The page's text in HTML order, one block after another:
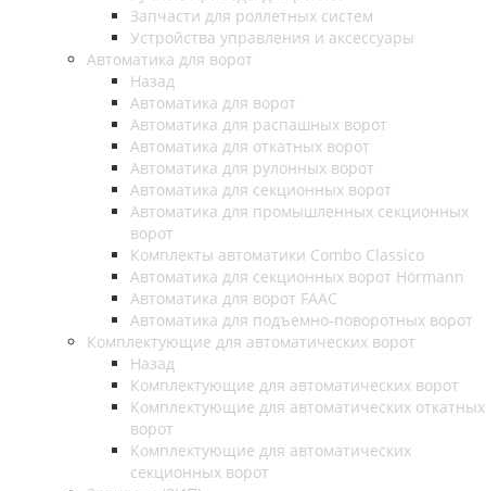
Запчасти для роллетных систем
Устройства управления и аксессуары
Автоматика для ворот
Назад
Автоматика для ворот
Автоматика для распашных ворот
Автоматика для откатных ворот
Автоматика для рулонных ворот
Автоматика для секционных ворот
Автоматика для промышленных секционных
ворот
Комплекты автоматики Combo Classico
Автоматика для секционных ворот Hörmann
Автоматика для ворот FAAC
Автоматика для подъемно-поворотных ворот
Комплектующие для автоматических ворот
Назад
Комплектующие для автоматических ворот
Комплектующие для автоматических откатных
ворот
Комплектующие для автоматических
секционных ворот